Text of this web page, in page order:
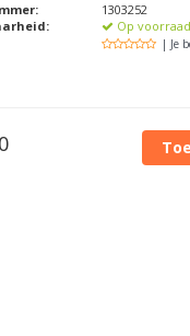
1303252
Op voorraad
| Je